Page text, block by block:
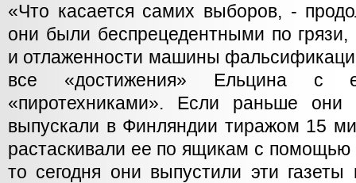
«Что касается самих выборов, -
они были беспрецедентными по
и отлаженности машины
все «достижения» Ельцина с
«пиротехниками». Если раньше они
выпускали в Финляндии тиражом 15
растаскивали ее по ящикам с помощью
то сегодня они выпустили эти газеты